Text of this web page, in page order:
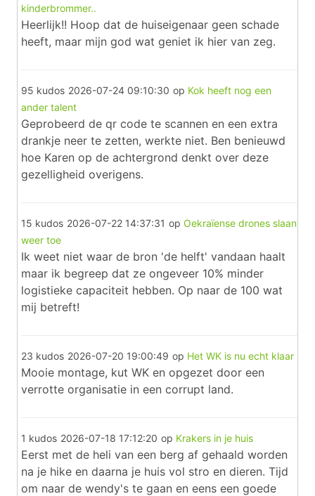
kinderbrommer..
Heerlijk!! Hoop dat de huiseigenaar geen schade
heeft, maar mijn god wat geniet ik hier van zeg.
95 kudos 2026-07-24 09:10:30 op Kok heeft nog een
ander talent
Geprobeerd de qr code te scannen en een extra
drankje neer te zetten, werkte niet. Ben benieuwd
hoe Karen op de achtergrond denkt over deze
gezelligheid overigens.
15 kudos 2026-07-22 14:37:31 op Oekraïense drones slaan
weer toe
Ik weet niet waar de bron 'de helft' vandaan haalt
maar ik begreep dat ze ongeveer 10% minder
logistieke capaciteit hebben. Op naar de 100 wat
mij betreft!
23 kudos 2026-07-20 19:00:49 op Het WK is nu echt klaar
Mooie montage, kut WK en opgezet door een
verrotte organisatie in een corrupt land.
1 kudos 2026-07-18 17:12:20 op Krakers in je huis
Eerst met de heli van een berg af gehaald worden
na je hike en daarna je huis vol stro en dieren. Tijd
om naar de wendy's te gaan en eens een goede